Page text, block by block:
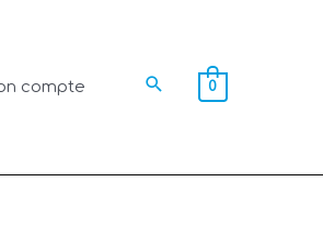
compte Rechercher
0